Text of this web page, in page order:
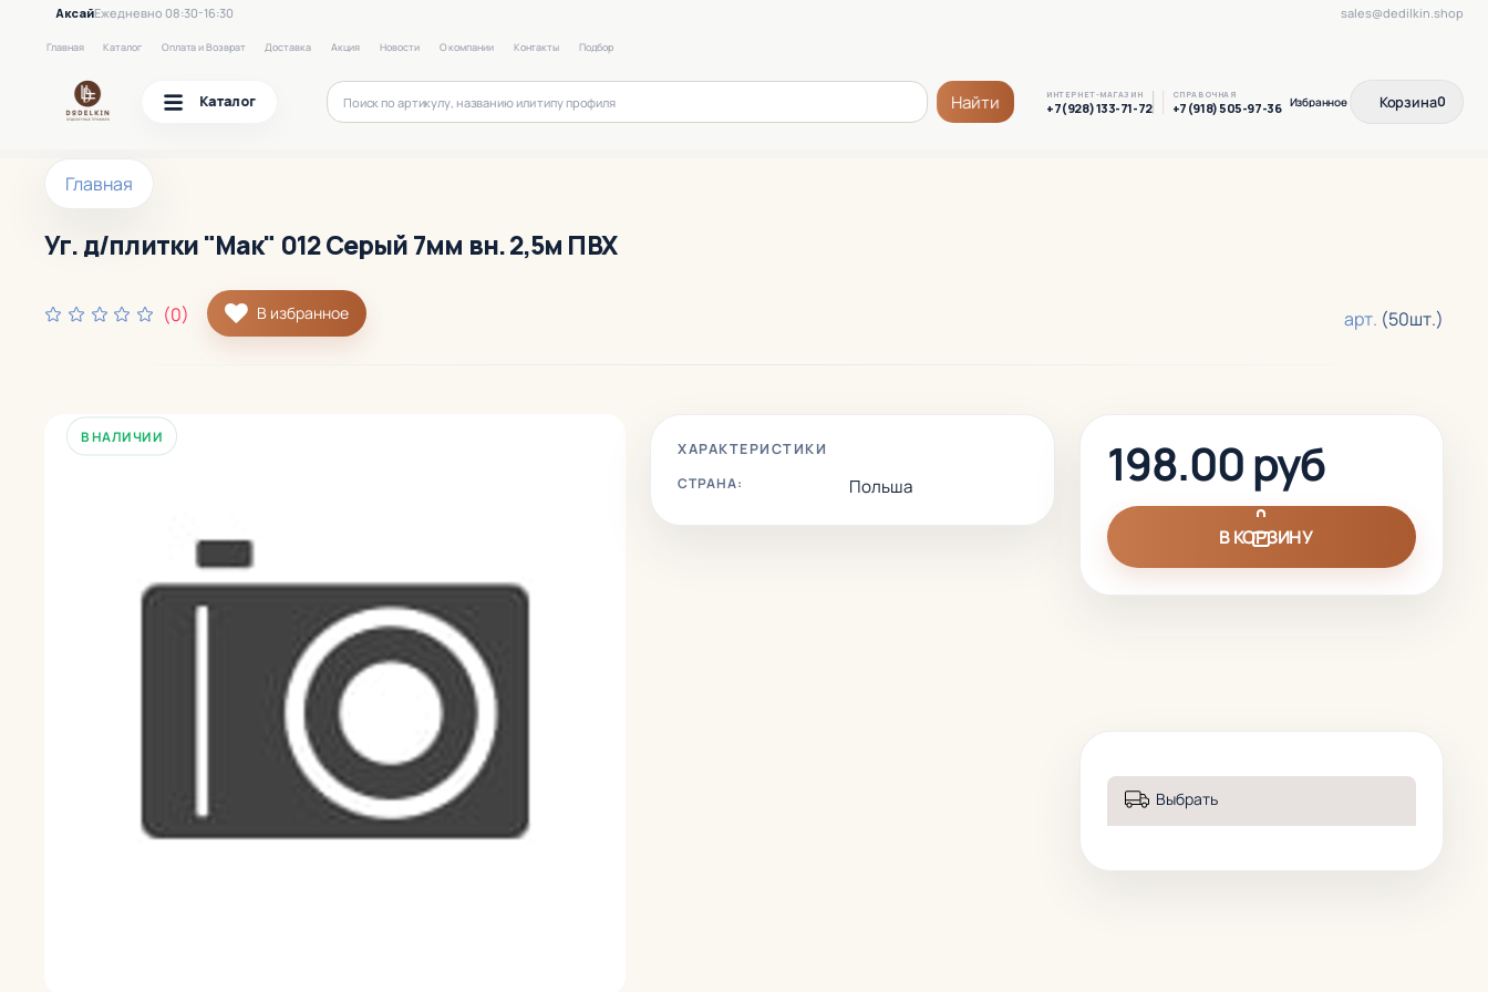
АксайЕжедневно 08:30-16:30
Главная Каталог Оплата и Возврат Доставка Акция Новости О компании Контакты Подбор
sales@dedilkin.shop
Каталог Найти ИНТЕРНЕТ-МАГАЗИН
+7(928) 133-71-72
СПРАВОЧНАЯ
+7(918) 505-97-36 Корзина0
Главная
Уг. д/плитки "Мак" 012 Серый 7мм вн. 2,5м ПВХ
(0) В избранное арт. (50шт.)
В НАЛИЧИИ
ХАРАКТЕРИСТИКИ
СТРАНА:
Польша 198.00 руб
В КОРЗИНУ
Выбрать